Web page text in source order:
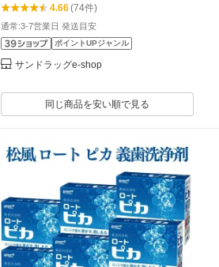
4.66(74件)
通常:3-7営業日 発送目安
ポイントUPジャンル
サンドラッグe-shop
同じ商品を安い順で見る